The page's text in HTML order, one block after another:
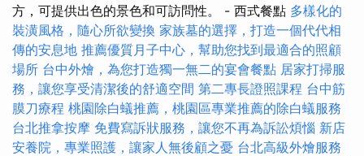
方，可提供出色的景色和可訪問性。 - 西式餐點 多樣化的
裝潢風格，隨心所欲變換 家族墓的選擇，打造一個代代相
傳的安息地 推薦優質月子中心，幫助您找到最適合的照顧
場所 台中外燴，為您打造獨一無二的宴會餐點 居家打掃服
務，讓您享受清潔後的舒適空間 第二專長證照課程 台中筋
膜刀療程 桃園除白蟻推薦，桃園區專業推薦的除白蟻服務
台北推拿按摩 免費寫訴狀服務，讓您不再為訴訟煩惱 新店
安養院，專業照護，讓家人無後顧之憂 台北高級外燴服務